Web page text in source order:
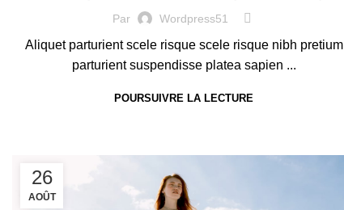
Par Wordpress51
Aliquet parturient scele risque scele risque nibh pretium
parturient suspendisse platea sapien ...
POURSUIVRE LA LECTURE
26
AOÛT